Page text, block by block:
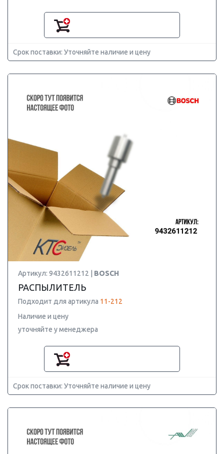
Срок поставки: Уточняйте наличие и цену
Артикул: 9432611212 | BOSCH
РАСПЫЛИТЕЛЬ
Подходит для артикула 11-212
Наличие и цену
уточняйте у менеджера
Срок поставки: Уточняйте наличие и цену